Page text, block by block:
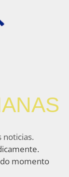
noticias.
momento